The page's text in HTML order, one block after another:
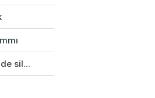
sil...